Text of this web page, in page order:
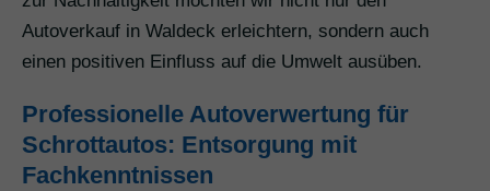
Autoverkauf in Waldeck erleichtern, sondern auch
einen positiven Einfluss auf die Umwelt ausüben.
Professionelle Autoverwertung für
Schrottautos: Entsorgung mit
Fachkenntnissen